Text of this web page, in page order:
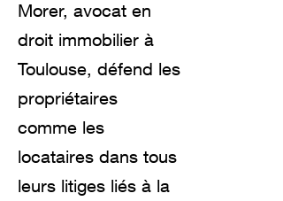
Morer, avocat en
droit immobilier à
Toulouse, défend les
propriétaires
comme les
locataires dans tous
leurs litiges liés à la